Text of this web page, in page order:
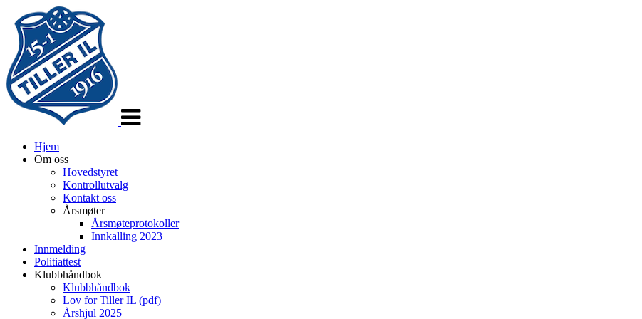
Hjem
Om oss
Hovedstyret
Kontrollutvalg
Kontakt oss
Årsmøter
Årsmøteprotokoller
Innkalling 2023
Innmelding
Politiattest
Klubbhåndbok
Klubbhåndbok
Lov for Tiller IL (pdf)
Årshjul 2025